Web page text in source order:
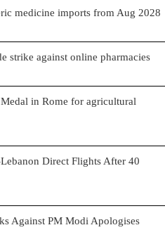
medicine imports from Aug 2028
strike against online pharmacies
in Rome for agricultural
Direct Flights After 40
Against PM Modi Apologises